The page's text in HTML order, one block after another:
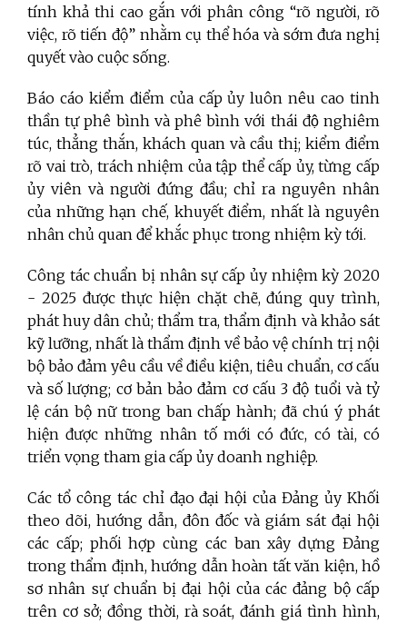
tính khả thi cao gắn với phân công “rõ người, rõ
việc, rõ tiến độ” nhằm cụ thể hóa và sớm đưa nghị
quyết vào cuộc sống.
Báo cáo kiểm điểm của cấp ủy luôn nêu cao tinh
thần tự phê bình và phê bình với thái độ nghiêm
túc, thẳng thắn, khách quan và cầu thị; kiểm điểm
rõ vai trò, trách nhiệm của tập thể cấp ủy, từng cấp
ủy viên và người đứng đầu; chỉ ra nguyên nhân
của những hạn chế, khuyết điểm, nhất là nguyên
nhân chủ quan để khắc phục trong nhiệm kỳ tới.
Công tác chuẩn bị nhân sự cấp ủy nhiệm kỳ 2020
- 2025 được thực hiện chặt chẽ, đúng quy trình,
phát huy dân chủ; thẩm tra, thẩm định và khảo sát
kỹ lưỡng, nhất là thẩm định về bảo vệ chính trị nội
bộ bảo đảm yêu cầu về điều kiện, tiêu chuẩn, cơ cấu
và số lượng; cơ bản bảo đảm cơ cấu 3 độ tuổi và tỷ
lệ cán bộ nữ trong ban chấp hành; đã chú ý phát
hiện được những nhân tố mới có đức, có tài, có
triển vọng tham gia cấp ủy doanh nghiệp.
Các tổ công tác chỉ đạo đại hội của Đảng ủy Khối
theo dõi, hướng dẫn, đôn đốc và giám sát đại hội
các cấp; phối hợp cùng các ban xây dựng Đảng
trong thẩm định, hướng dẫn hoàn tất văn kiện, hồ
sơ nhân sự chuẩn bị đại hội của các đảng bộ cấp
trên cơ sở; đồng thời, rà soát, đánh giá tình hình,